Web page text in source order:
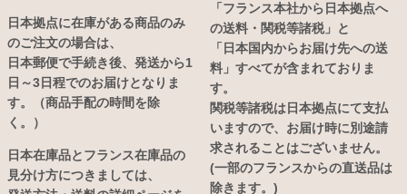
日本拠点に在庫がある商品のみ
のご注文の場合は、
日本郵便で手続き後、発送から1
日～3日程でのお届けとなりま
す。（商品手配の時間を除
く。）
日本在庫品とフランス在庫品の
見分け方につきましては、
「フランス本社から日本拠点へ
の送料・関税等諸税」と
「日本国内からお届け先への送
料」すべてが含まれておりま
す。
関税等諸税は日本拠点にて支払
いますので、お届け時に別途請
求されることはございません。
(一部のフランスからの直送品は
除きます。)